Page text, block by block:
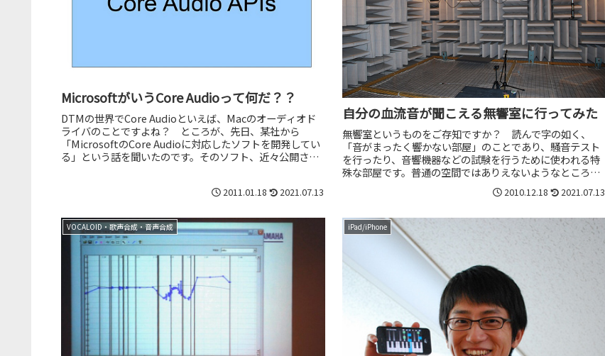
MicrosoftがいうCore Audioって何だ？？
DTMの世界でCore Audioといえば、Macのオーディオド
ライバのことですよね？ ところが、先日、某社から
「MicrosoftのCore Audioに対応したソフトを開発してい
る」という話を聞いたのです。そのソフト、近々公開され
2011.01.18 2021.07.13
自分の血流音が聞こえる無響室に行ってみた
無響室というものをご存知ですか？ 読んで字の如く、
「音がまったく響かない部屋」のことであり、騒音テスト
を行ったり、音響機器などの試験を行うために使われる特
殊な部屋です。普通の空間ではありえないようなところ
で、声を出しても、手を叩いても、すべ...2010.12.18 2021.07.13
VOCALOID・歌声合成・音声合成 iPad/iPhone